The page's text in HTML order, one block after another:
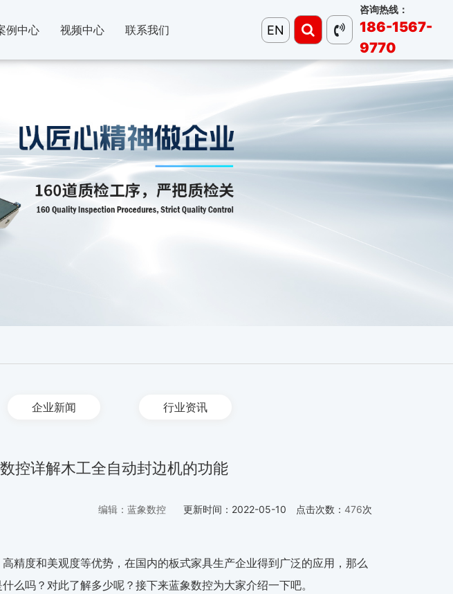
例中心 视频中心 联系我们 EN
咨询热线：
186-1567-
9770
企业新闻 行业资讯
控详解木工全自动封边机的功能
编辑：蓝象数控 更新时间： 2022-05-10 点击次数： 476次
精度和美观度等优势，在国内的板式家具生产企业得到广泛的应用，那么
么吗？对此了解多少呢？接下来蓝象数控为大家介绍一下吧。